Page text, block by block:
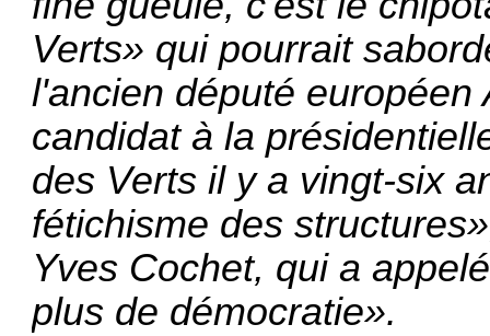
Verts» qui pourrait
l'ancien député
candidat à la
des Verts il y a vingt-six
fétichisme des
Yves Cochet, qui a
plus de démocratie».